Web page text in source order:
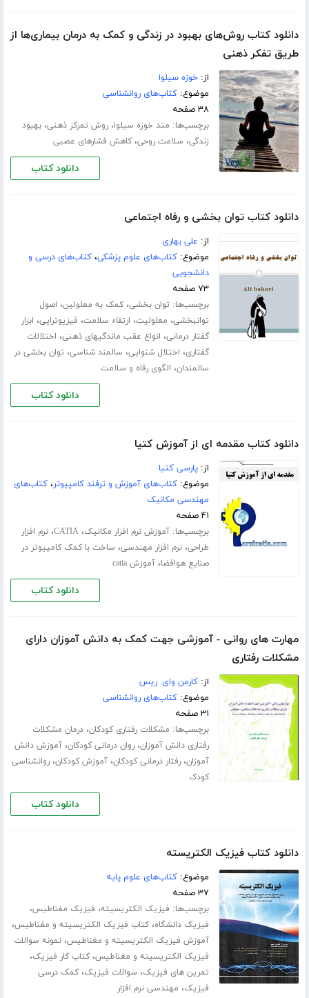
دانلود کتاب روش‌های بهبود در زندگی و کمک به درمان بیماری‌ها از
طریق تفکر ذهنی
از:خوزه سیلوا
موضوع:کتاب‌های روانشناسی
۳۸ صفحه
برچسب‌ها: متد خوزه سیلوا،روش تمرکز ذهنی،بهبود
زندگی، سلامت روحی،کاهش فشارهای عصبی
دانلود کتاب
دانلود کتاب توان بخشی و رفاه اجتماعی
از: علی بهاری
موضوع:کتاب‌های علوم پزشکی،کتاب‌های درسی و
دانشجویی
۷۳ صفحه
برچسب‌ها: توان بخشی،کمک به معلولین، اصول
توانبخشی، معلولیت، ارتقاء سلامت، فیزیوتراپی، ابزار
گفتار درمانی، انواع عقب ماندگیهای ذهنی، اختلالات
گفتاری، اختلال شنوایی، سالمند شناسی، توان بخشی در
سالمندان، الگوی رفاه و سلامت
دانلود کتاب
دانلود کتاب مقدمه ای از آموزش کتیا
از:پارسی کتیا
موضوع:کتاب‌های آموزش و ترفند کامپیوتر،کتاب‌های
مهندسی مکانیک
۴۱ صفحه
برچسب‌ها:آموزش نرم افزار مکانیک،CATIA،نرم افزار
طراحی،نرم افزار مهندسی، ساخت با کمک کامپیوتر در
صنایع هوافضا،آموزش catia
دانلود کتاب
مهارت های روانی - آموزشی جهت کمک به دانش آموزان دارای
مشکلات رفتاری
از:کارمن وای. ریس
موضوع:کتاب‌های روانشناسی
۳۱ صفحه
برچسب‌ها: مشکلات رفتاری کودکان،درمان مشکلات
رفتاری دانش آموزان،روان درمانی کودکان،آموزش دانش
آموزان،رفتار درمانی کودکان،آموزش کودکان،روانشناسی
کودک
دانلود کتاب
دانلود کتاب فیزیک الکتریسته
موضوع:کتاب‌های علوم پایه
۳۷ صفحه
برچسب‌ها: فیزیک الکتریسیته، فیزیک مغناطیس،
فیزیک دانشگاه،کتاب فیزیک الکتریسیته و مغناطیس،
آموزش فیزیک الکتریسیته و مغناطیس،نمونه سوالات
فیزیک الکتریسیته و مغناطیس،کتاب کار فیزیک،
تمرین های فیزیک، سوالات فیزیک،کمک درسی
فیزیک، مهندسی نرم افزار